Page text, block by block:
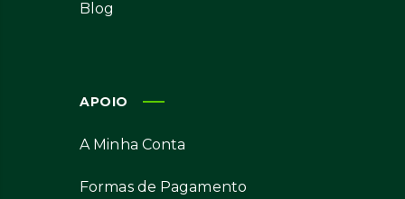
Blog
APOIO
A Minha Conta
Formas de Pagamento